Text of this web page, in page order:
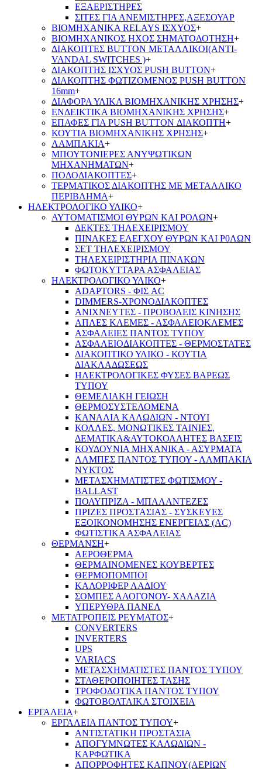
ΕΞΑΕΡΙΣΤΗΡΕΣ
ΣΙΤΕΣ ΓΙΑ ΑΝΕΜΙΣΤΗΡΕΣ,ΑΞΕΣΟΥΑΡ
ΒΙΟΜΗΧΑΝΙΚΑ RELAYS ΙΣΧΥΟΣ+
ΒΙΟΜΗΧΑΝΙΚΟΣ ΗΧΟΣ ΣΗΜΑΤΟΔΟΤΗΣΗ+
ΔΙΑΚΟΠΤΕΣ BUTTON ΜΕΤΑΛΛΙΚΟΙ(ANTI-
VANDAL SWITCHES )+
ΔΙΑΚΟΠΤΗΣ ΙΣΧΥΟΣ PUSH BUTTON+
ΔΙΑΚΟΠΤΗΣ ΦΩΤΙΖΟΜΕΝΟΣ PUSH BUTTON
16mm+
ΔΙΑΦΟΡΑ ΥΛΙΚΑ ΒΙΟΜΗΧΑΝΙΚΗΣ ΧΡΗΣΗΣ+
ΕΝΔΕΙΚΤΙΚΑ ΒΙΟΜΗΧΑΝΙΚΗΣ ΧΡΗΣΗΣ+
ΕΠΑΦΕΣ ΓΙΑ PUSH BUTTON ΔΙΑΚΟΠΤΗ+
ΚΟΥΤΙΑ ΒΙΟΜΗΧΑΝΙΚΗΣ ΧΡΗΣΗΣ+
ΛΑΜΠΑΚΙΑ+
ΜΠΟΥΤΟΝΙΕΡΕΣ ΑΝΥΨΩΤΙΚΩΝ
ΜΗΧΑΝΗΜΑΤΩΝ+
ΠΟΔΟΔΙΑΚΟΠΤΕΣ+
ΤΕΡΜΑΤΙΚΟΣ ΔΙΑΚΟΠΤΗΣ ΜΕ ΜΕΤΑΛΛΙΚΟ
ΠΕΡΙΒΛΗΜΑ+
ΗΛΕΚΤΡΟΛΟΓΙΚΟ ΥΛΙΚΟ+
ΑΥΤΟΜΑΤΙΣΜΟΙ ΘΥΡΩΝ ΚΑΙ ΡΟΛΩΝ+
ΔΕΚΤΕΣ ΤΗΛΕΧΕΙΡΙΣΜΟΥ
ΠΙΝΑΚΕΣ ΕΛΕΓΧΟΥ ΘΥΡΩΝ ΚΑΙ Ρ0ΛΩΝ
ΣΕΤ ΤΗΛΕΧΕΙΡΙΣΜΟΥ
ΤΗΛΕΧΕΙΡΙΣΤΗΡΙΑ ΠΙΝΑΚΩΝ
ΦΩΤΟΚΥΤΤΑΡΑ ΑΣΦΑΛΕΙΑΣ
ΗΛΕΚΤΡΟΛΟΓΙΚΟ ΥΛΙΚΟ+
ADAPTORS - ΦΙΣ AC
DIMMERS-ΧΡΟΝΟΔΙΑΚΟΠΤΕΣ
ΑΝΙΧΝΕΥΤΕΣ - ΠΡΟΒΟΛΕΙΣ ΚΙΝΗΣΗΣ
ΑΠΛΕΣ ΚΛΕΜΕΣ - ΑΣΦΑΛΕΙΟΚΛΕΜΕΣ
ΑΣΦΑΛΕΙΕΣ ΠΑΝΤΟΣ ΤΥΠΟΥ
ΑΣΦΑΛΕΙΟΔΙΑΚΟΠΤΕΣ - ΘΕΡΜΟΣΤΑΤΕΣ
ΔΙΑΚΟΠΤΙΚΟ ΥΛΙΚΟ - ΚΟΥΤΙΑ
ΔΙΑΚΛΑΔΩΣΕΩΣ
ΗΛΕΚΤΡΟΛΟΓΙΚΕΣ ΦΥΣΕΣ ΒΑΡΕΩΣ
ΤΥΠΟΥ
ΘΕΜΕΛΙΑΚΗ ΓΕΙΩΣΗ
ΘΕΡΜΟΣΥΣΤΕΛΟΜΕΝΑ
ΚΑΝΑΛΙΑ ΚΑΛΩΔΙΩΝ - ΝΤΟΥΙ
ΚΟΛΛΕΣ, ΜΟΝΩΤΙΚΕΣ ΤΑΙΝΙΕΣ,
ΔΕΜΑΤΙΚΑ&ΑΥΤΟΚΟΛΛΗΤΕΣ ΒΑΣΕΙΣ
ΚΟΥΔΟΥΝΙΑ ΜΗΧΑΝΙΚΑ - ΑΣΥΡΜΑΤΑ
ΛΑΜΠΕΣ ΠΑΝΤΟΣ ΤΥΠΟΥ - ΛΑΜΠΑΚΙΑ
ΝΥΚΤΟΣ
ΜΕΤΑΣΧΗΜΑΤΙΣΤΕΣ ΦΩΤΙΣΜΟΥ -
BALLAST
ΠΟΛΥΠΡΙΖΑ - ΜΠΑΛΑΝΤΕΖΕΣ
ΠΡΙΖΕΣ ΠΡΟΣΤΑΣΙΑΣ - ΣΥΣΚΕΥΕΣ
ΕΞΟΙΚΟΝΟΜΗΣΗΣ ΕΝΕΡΓΕΙΑΣ (AC)
ΦΩΤΙΣΤΙΚΑ ΑΣΦΑΛΕΙΑΣ
ΘΕΡΜΑΝΣΗ+
ΑΕΡΟΘΕΡΜΑ
ΘΕΡΜΑΙΝΟΜΕΝΕΣ ΚΟΥΒΕΡΤΕΣ
ΘΕΡΜΟΠΟΜΠΟΙ
ΚΑΛΟΡΙΦΕΡ ΛΑΔΙΟΥ
ΣΟΜΠΕΣ ΑΛΟΓΟΝΟΥ- ΧΑΛΑΖΙΑ
ΥΠΕΡΥΘΡΑ ΠΑΝΕΛ
ΜΕΤΑΤΡΟΠΕΙΣ ΡΕΥΜΑΤΟΣ+
CONVERTERS
INVERTERS
UPS
VARIACS
ΜΕΤΑΣΧΗΜΑΤΙΣΤΕΣ ΠΑΝΤΟΣ ΤΥΠΟΥ
ΣΤΑΘΕΡΟΠΟΙΗΤΕΣ ΤΑΣΗΣ
ΤΡΟΦΟΔΟΤΙΚΑ ΠΑΝΤΟΣ ΤΥΠΟΥ
ΦΩΤΟΒΟΛΤΑΙΚΑ ΣΤΟΙΧΕΙΑ
ΕΡΓΑΛΕΙΑ+
ΕΡΓΑΛΕΙΑ ΠΑΝΤΟΣ ΤΥΠΟΥ+
ΑΝΤΙΣΤΑΤΙΚΗ ΠΡΟΣΤΑΣΙΑ
ΑΠΟΓΥΜΝΩΤΕΣ ΚΑΛΩΔΙΩΝ -
ΚΑΡΦΩΤΙΚΑ
ΑΠΟΡΡΟΦΗΤΕΣ ΚΑΠΝΟΥ(ΑΕΡΙΩΝ